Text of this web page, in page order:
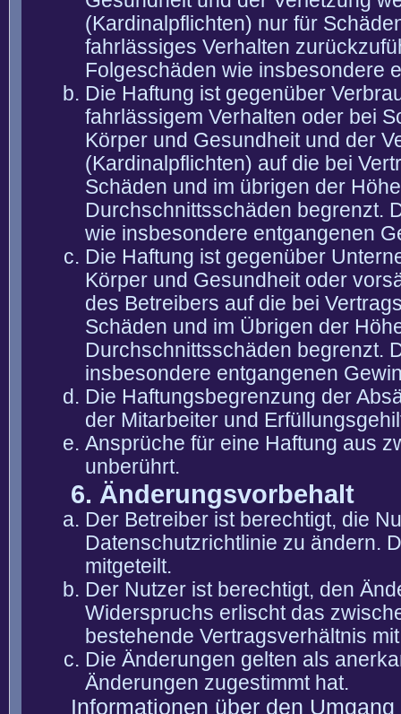
(Kardinalpflichten) nur für
fahrlässiges Verhalten
Folgeschäden wie insbesondere
Die Haftung ist gegenüber
fahrlässigem Verhalten oder bei
Körper und Gesundheit und der
(Kardinalpflichten) auf die bei
Schäden und im übrigen der
Durchschnittsschäden begrenzt.
wie insbesondere entgangenen
Die Haftung ist gegenüber
Körper und Gesundheit oder
des Betreibers auf die bei
Schäden und im Übrigen der
Durchschnittsschäden begrenzt.
insbesondere entgangenen
Die Haftungsbegrenzung der
der Mitarbeiter und
Ansprüche für eine Haftung aus
unberührt.
6. Änderungsvorbehalt
Der Betreiber ist berechtigt, die
Datenschutzrichtlinie zu ändern.
mitgeteilt.
Der Nutzer ist berechtigt, den
Widerspruchs erlischt das
bestehende Vertragsverhältnis
Die Änderungen gelten als
Änderungen zugestimmt hat.
Informationen über den